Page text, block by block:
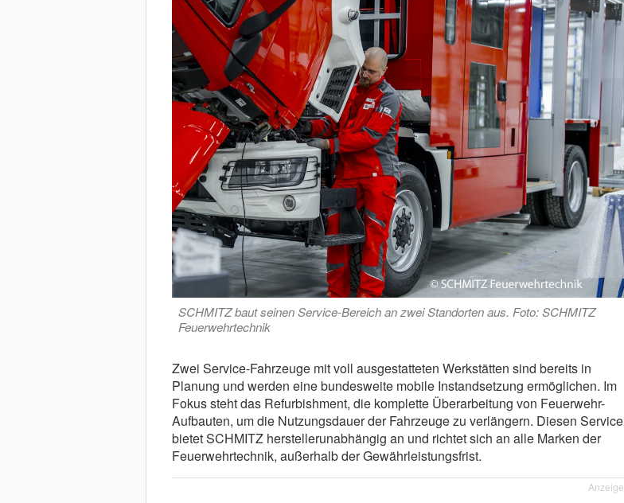
SCHMITZ baut seinen Service-Bereich an zwei Standorten aus. Foto: SCHMITZ
Feuerwehrtechnik
Zwei Service-Fahrzeuge mit voll ausgestatteten Werkstätten sind bereits in
Planung und werden eine bundesweite mobile Instandsetzung ermöglichen. Im
Fokus steht das Refurbishment, die komplette Überarbeitung von Feuerwehr-
Aufbauten, um die Nutzungsdauer der Fahrzeuge zu verlängern. Diesen Service
bietet SCHMITZ herstellerunabhängig an und richtet sich an alle Marken der
Feuerwehrtechnik, außerhalb der Gewährleistungsfrist.
Anzeige